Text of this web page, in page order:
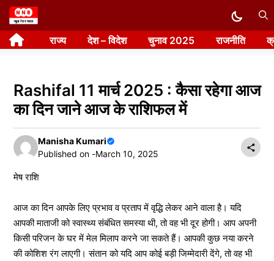
Skip
to
content राज्य देश – विदेश चुनाव 2025 राजनीति
Rashifal 11 मार्च 2025 : कैसा रहेगा आज
का दिन जाने आज के राशिफल में
Manisha Kumari
Published on -March 10, 2025
मेष राशि
आज का दिन आपके लिए प्रभाव व प्रताप में वृद्धि लेकर आने वाला है। यदि
आपकी माताजी को स्वास्थ्य संबंधित समस्या थी, तो वह भी दूर होगी। आप अपनी
किसी परिजन के घर में मेल मिलाप करने जा सकते हैं। आपकी कुछ नया करने
की कोशिश रंग लाएगी। संतान को यदि आप कोई बड़ी जिम्मेदारी देंगे, तो वह भी